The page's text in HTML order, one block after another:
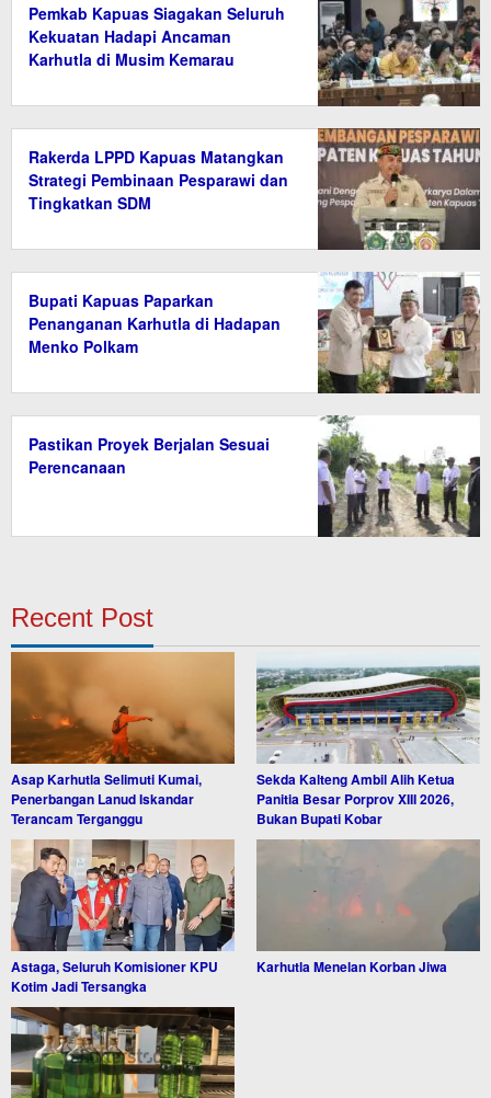
Pemkab Kapuas Siagakan Seluruh
Kekuatan Hadapi Ancaman
Karhutla di Musim Kemarau
Rakerda LPPD Kapuas Matangkan
Strategi Pembinaan Pesparawi dan
Tingkatkan SDM
Bupati Kapuas Paparkan
Penanganan Karhutla di Hadapan
Menko Polkam
Pastikan Proyek Berjalan Sesuai
Perencanaan
Recent Post
Asap Karhutla Selimuti Kumai,
Penerbangan Lanud Iskandar
Terancam Terganggu
Sekda Kalteng Ambil Alih Ketua
Panitia Besar Porprov XIII 2026,
Bukan Bupati Kobar
Astaga, Seluruh Komisioner KPU
Kotim Jadi Tersangka
Karhutla Menelan Korban Jiwa